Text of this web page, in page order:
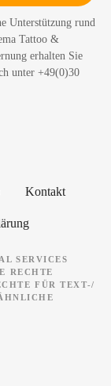
Unterstützung rund
Tattoo &
erhalten Sie
unter +49(0)30
Kontakt
SERVICES
RECHTE
FÜR TEXT-/ D
T